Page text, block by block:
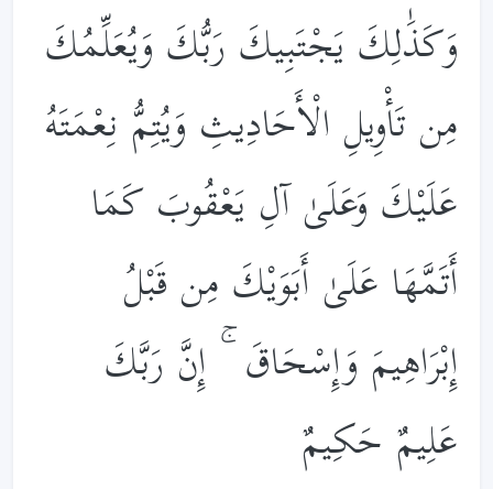
وَكَذَ‌ٰلِكَ يَجْتَبِيكَ رَبُّكَ وَيُعَلِّمُكَ
مِن تَأْوِيلِ الْأَحَادِيثِ وَيُتِمُّ نِعْمَتَهُ
عَلَيْكَ وَعَلَىٰ آلِ يَعْقُوبَ كَمَا
أَتَمَّهَا عَلَىٰ أَبَوَيْكَ مِن قَبْلُ
إِبْرَاهِيمَ وَإِسْحَاقَ ۚ إِنَّ رَبَّكَ
عَلِيمٌ حَكِيمٌ